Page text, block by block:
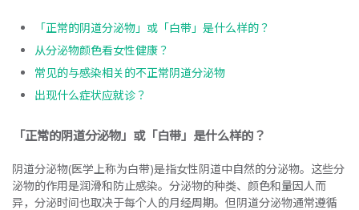
「正常的阴道分泌物」或「白带」是什么样的？
从分泌物颜色看女性健康？
常见的与感染相关的不正常阴道分泌物
出现什么症状应就诊？
「正常的阴道分泌物」或「白带」是什么样的？
阴道分泌物(医学上称为白带)是指女性阴道中自然的分泌物。这些分
泌物的作用是润滑和防止感染。分泌物的种类、颜色和量因人而
异，分泌时间也取决于每个人的月经周期。但阴道分泌物通常遵循